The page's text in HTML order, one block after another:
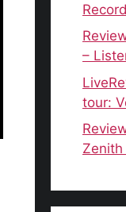
–
tour:
Zenith